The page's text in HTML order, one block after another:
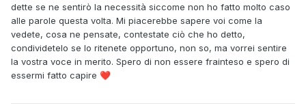
dette se ne sentirò la necessità siccome non ho fatto molto caso
alle parole questa volta. Mi piacerebbe sapere voi come la
vedete, cosa ne pensate, contestate ciò che ho detto,
condividetelo se lo ritenete opportuno, non so, ma vorrei sentire
la vostra voce in merito. Spero di non essere frainteso e spero di
essermi fatto capire ❤️